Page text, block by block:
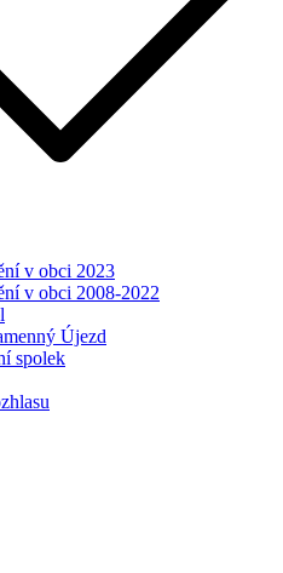
v obci 2023
v obci 2008-2022
Újezd
spolek